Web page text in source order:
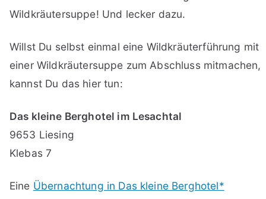
Wildkräutersuppe! Und lecker dazu.
Willst Du selbst einmal eine Wildkräuterführung mit
einer Wildkräutersuppe zum Abschluss mitmachen,
kannst Du das hier tun:
Das kleine Berghotel im Lesachtal
9653 Liesing
Klebas 7
Eine Übernachtung in Das kleine Berghotel*